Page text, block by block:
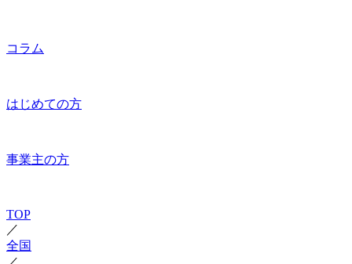
コラム
はじめての方
事業主の方
TOP
／
全国